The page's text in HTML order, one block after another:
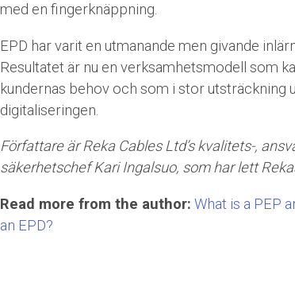
med en fingerknäppning.
EPD har varit en utmanande men givande
Resultatet är nu en verksamhetsmodell som
kundernas behov och som i stor utsträckning
digitaliseringen.
Författare är Reka Cables Ltd’s kvalitets-,
säkerhetschef Kari Ingalsuo, som har lett
Read more from the author: What is a PEP
an EPD?